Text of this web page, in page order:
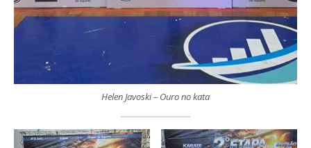
Helen Javoski – Ouro no kata